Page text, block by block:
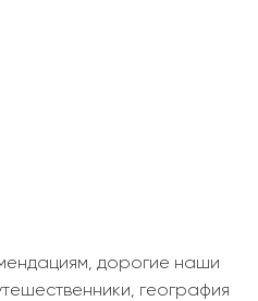
дорогие наши
география